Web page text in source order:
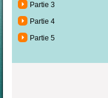
Partie 3
Partie 4
Partie 5